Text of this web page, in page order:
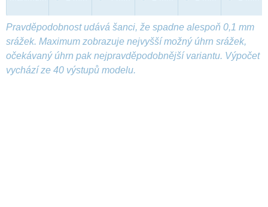
Pravděpodobnost udává šanci, že spadne alespoň 0,1 mm
srážek. Maximum zobrazuje nejvyšší možný úhrn srážek,
očekávaný úhrn pak nejpravděpodobnější variantu. Výpočet
vychází ze 40 výstupů modelu.